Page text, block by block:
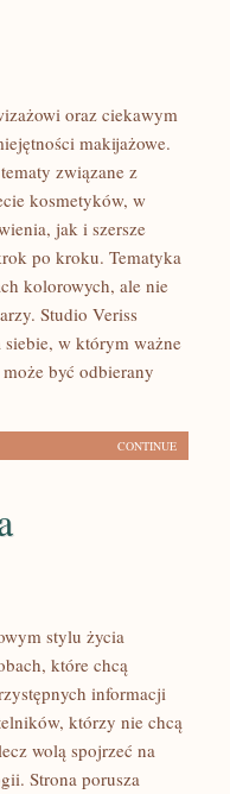
oraz ciekawym
makijażowe.
związane z
kosmetyków, w
jak i szersze
po kroku. Tematyka
kolorowych, ale nie
Studio Veriss
w którym ważne
być odbierany
CONTINUE
stylu życia
które chcą
informacji
którzy nie chcą
wolą spojrzeć na
Strona porusza